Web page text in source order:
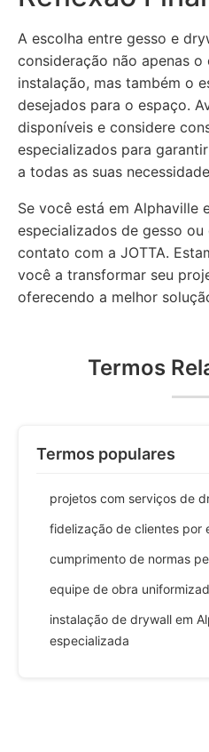
A escolha entre gesso e
consideração não apenas
instalação, mas também o
desejados para o espaço.
disponíveis e considere
especializados para
a todas as suas
Se você está em Alphaville
especializados de gesso
contato com a JOTTA.
você a transformar seu
oferecendo a melhor
Termos
Termos populares
projetos com serviços de
fidelização de clientes por
cumprimento de normas
equipe de obra
instalação de drywall em
especializada